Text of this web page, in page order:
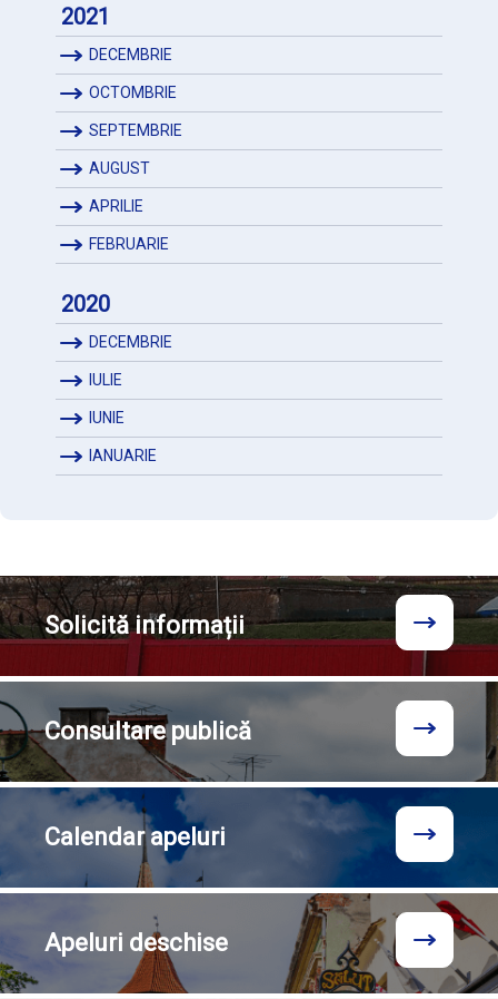
2021
DECEMBRIE
OCTOMBRIE
SEPTEMBRIE
AUGUST
APRILIE
FEBRUARIE
2020
DECEMBRIE
IULIE
IUNIE
IANUARIE
Solicităinformații
Consultarepublică
Calendarapeluri
Apeluri deschise